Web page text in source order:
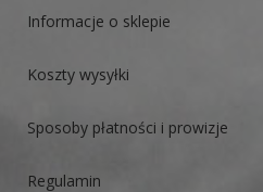
Informacje o sklepie
Koszty wysyłki
Sposoby płatności i prowizje
Regulamin